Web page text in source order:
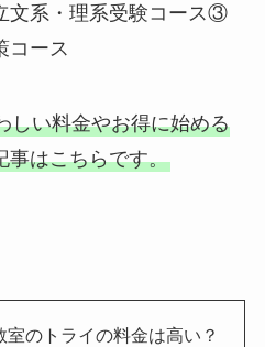
系・理系受験コース③
コース
しい料金やお得に始める
事はこちらです。
室のトライの料金は高い？